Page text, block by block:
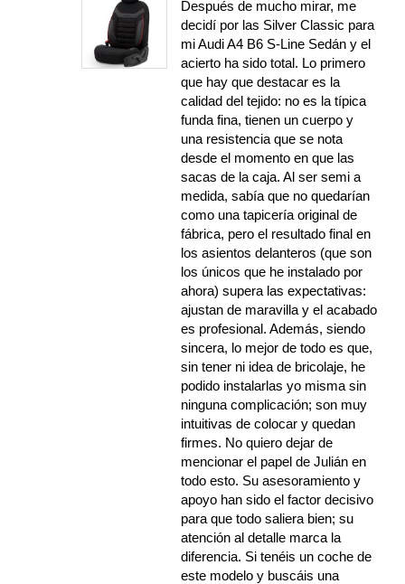
Después de mucho mirar, me
decidí por las Silver Classic para
mi Audi A4 B6 S-Line Sedán y el
acierto ha sido total. Lo primero
que hay que destacar es la
calidad del tejido: no es la típica
funda fina, tienen un cuerpo y
una resistencia que se nota
desde el momento en que las
sacas de la caja. Al ser semi a
medida, sabía que no quedarían
como una tapicería original de
fábrica, pero el resultado final en
los asientos delanteros (que son
los únicos que he instalado por
ahora) supera las expectativas:
ajustan de maravilla y el acabado
es profesional. Además, siendo
sincera, lo mejor de todo es que,
sin tener ni idea de bricolaje, he
podido instalarlas yo misma sin
ninguna complicación; son muy
intuitivas de colocar y quedan
firmes. No quiero dejar de
mencionar el papel de Julián en
todo esto. Su asesoramiento y
apoyo han sido el factor decisivo
para que todo saliera bien; su
atención al detalle marca la
diferencia. Si tenéis un coche de
este modelo y buscáis una